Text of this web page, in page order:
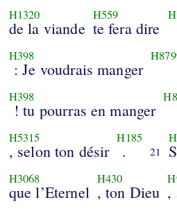
H1320
de la viande
H559
te fera dire
H398
: Je voudrais manger
H398
! tu pourras en manger
H5315
, selon ton désir
H185
. 21
H3068
que l’Eternel
H430
, ton Dieu ,